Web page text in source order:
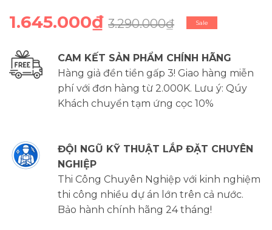
1.645.000₫ 3.290.000₫ Sale
CAM KẾT SẢN PHẨM CHÍNH HÃNG
Hàng giả đền tiền gấp 3! Giao hàng miễn
phí với đơn hàng từ 2.000K. Lưu ý: Qúy
Khách chuyển tạm ứng cọc 10%
ĐỘI NGŨ KỸ THUẬT LẮP ĐẶT CHUYÊN
NGHIỆP
Thi Công Chuyên Nghiệp với kinh nghiệm
thi công nhiều dự án lớn trên cả nước.
Bảo hành chính hãng 24 tháng!